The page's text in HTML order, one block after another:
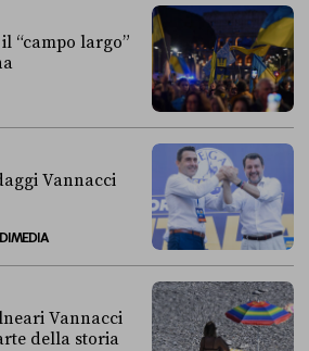
“campo largo”
Vannacci
Vannacci
della storia